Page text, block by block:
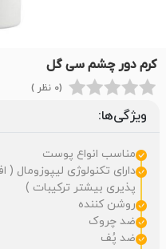
کرم دور چشم سی گل
(0 نظر )
ویژگی‌ها:
مناسب انواع پوست
دارای تکنولوژی لیپوزومال
پذیری بیشتر ترکیبات )
روشن کننده
ضد چروک
ضد پُف